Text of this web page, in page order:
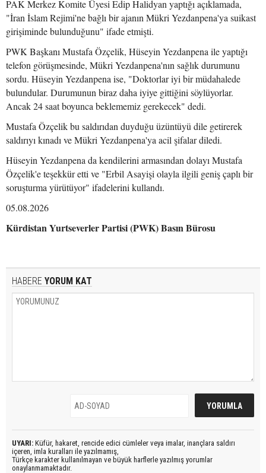
PAK Merkez Komite Üyesi Edip Halidyan yaptığı açıklamada,
"İran İslam Rejimi'ne bağlı bir ajanın Mükri Yezdanpena'ya suikast
girişiminde bulunduğunu" ifade etmişti.
PWK Başkanı Mustafa Özçelik, Hüseyin Yezdanpena ile yaptığı
telefon görüşmesinde, Mükri Yezdanpena'nın sağlık durumunu
sordu. Hüseyin Yezdanpena ise, "Doktorlar iyi bir müdahalede
bulundular. Durumunun biraz daha iyiye gittiğini söylüyorlar.
Ancak 24 saat boyunca beklememiz gerekecek" dedi.
Mustafa Özçelik bu saldırıdan duyduğu üzüntüyü dile getirerek
saldırıyı kınadı ve Mükri Yezdanpena'ya acil şifalar diledi.
Hüseyin Yezdanpena da kendilerini armasından dolayı Mustafa
Özçelik'e teşekkür etti ve "Erbil Asayişi olayla ilgili geniş çaplı bir
soruşturma yürütüyor" ifadelerini kullandı.
05.08.2026
Kürdistan Yurtseverler Partisi (PWK) Basın Bürosu
HABERE YORUM KAT
UYARI: Küfür, hakaret, rencide edici cümleler veya imalar, inançlara saldırı
içeren, imla kuralları ile yazılmamış,
Türkçe karakter kullanılmayan ve büyük harflerle yazılmış yorumlar
onaylanmamaktadır.